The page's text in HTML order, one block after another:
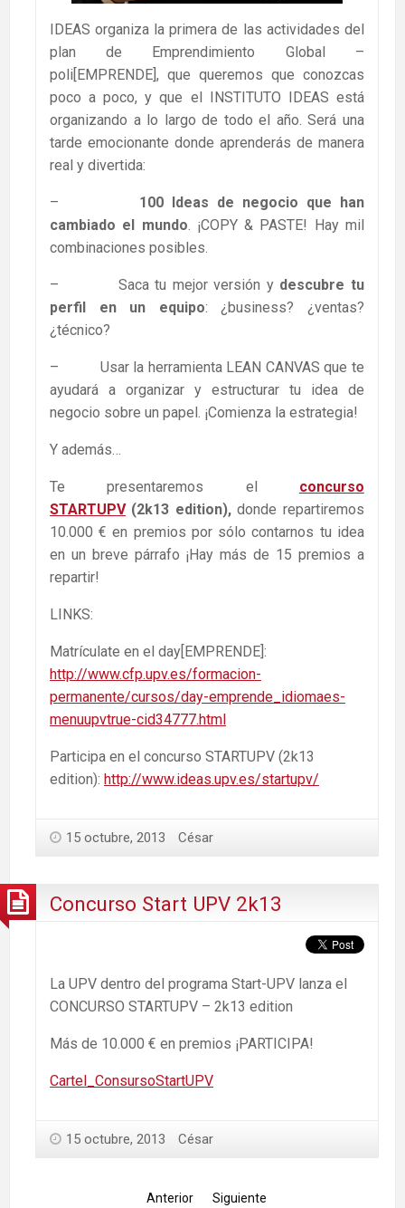
IDEAS organiza la primera de las actividades del
plan de Emprendimiento Global –
poli[EMPRENDE], que queremos que conozcas
poco a poco, y que el INSTITUTO IDEAS está
organizando a lo largo de todo el año. Será una
tarde emocionante donde aprenderás de manera
real y divertida:
– 100 Ideas de negocio que han
cambiado el mundo. ¡COPY & PASTE! Hay mil
combinaciones posibles.
– Saca tu mejor versión y descubre tu
perfil en un equipo: ¿business? ¿ventas?
¿técnico?
– Usar la herramienta LEAN CANVAS que te
ayudará a organizar y estructurar tu idea de
negocio sobre un papel. ¡Comienza la estrategia!
Y además…
Te presentaremos el concurso
STARTUPV(2k13 edition),donde repartiremos
10.000 € en premios por sólo contarnos tu idea
en un breve párrafo ¡Hay más de 15 premios a
repartir!
LINKS:
Matrículate en el day[EMPRENDE]:
http://www.cfp.upv.es/formacion-
permanente/cursos/day-emprende_idiomaes-
menuupvtrue-cid34777.html
Participa en el concurso STARTUPV (2k13
edition): http://www.ideas.upv.es/startupv/
15 octubre, 2013 César
Concurso Start UPV 2k13
La UPV dentro del programa Start-UPV lanza el
CONCURSO STARTUPV – 2k13 edition
Más de 10.000 € en premios ¡PARTICIPA!
Cartel_ConsursoStartUPV
15 octubre, 2013 César
Anterior Siguiente